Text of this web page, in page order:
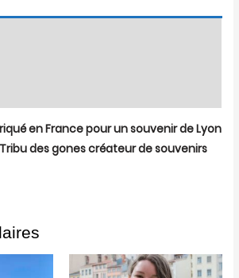
en France pour un souvenir de Lyon
des gones créateur de souvenirs